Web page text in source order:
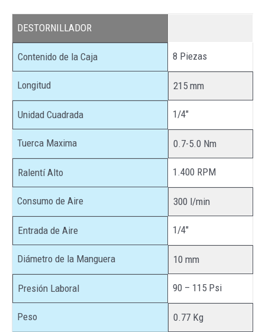
DESTORNILLADOR
Contenido de la Caja 8 Piezas
Longitud 215 mm
Unidad Cuadrada 1/4″
Tuerca Maxima 0.7-5.0 Nm
Ralentí Alto 1.400 RPM
Consumo de Aire 300 l/min
Entrada de Aire 1/4″
Diámetro de la Manguera 10 mm
Presión Laboral 90 – 115 Psi
Peso 0.77 Kg